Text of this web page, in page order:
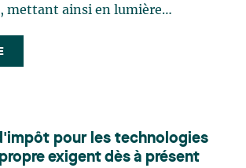
mettant ainsi en lumière
droit des technologies. Valérie
au sein du groupe de droit
sur le droit de l’environnement,
conseille et représente une
et privée dans le cadre d’enjeux
pour les technologies
exigent dès à présent